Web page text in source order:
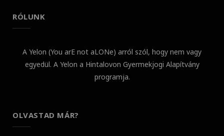
RÓLUNK
A Yelon (You arE not aLONe) arról szól, hogy nem vagy
egyedül. A Yelon a Hintalovon Gyermekjogi Alapítvány
programja.
OLVASTAD MÁR?